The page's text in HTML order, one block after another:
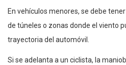
En vehículos menores, se debe
de túneles o zonas donde el viento
trayectoria del automóvil.
Si se adelanta a un ciclista, la